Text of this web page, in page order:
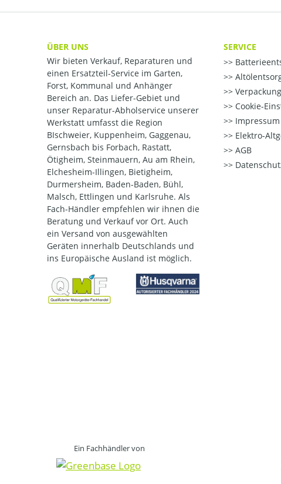
ÜBER UNS
Wir bieten Verkauf, Reparaturen und
einen Ersatzteil-Service im Garten,
Forst, Kommunal und Anhänger
Bereich an. Das Liefer-Gebiet und
unser Reparatur-Abholservice unserer
Werkstatt umfasst die Region
BIschweier, Kuppenheim, Gaggenau,
Gernsbach bis Forbach, Rastatt,
Ötigheim, Steinmauern, Au am Rhein,
Elchesheim-Illingen, Bietigheim,
Durmersheim, Baden-Baden, Bühl,
Malsch, Ettlingen und Karlsruhe. Als
Fach-Händler empfehlen wir ihnen die
Beratung und Verkauf vor Ort. Auch
ein Versand von ausgewählten
Geräten innerhalb Deutschlands und
ins Europäische Ausland ist möglich.
SERVICE
Cookie-
Impressum
Elektro-
AGB
Ein Fachhändler von